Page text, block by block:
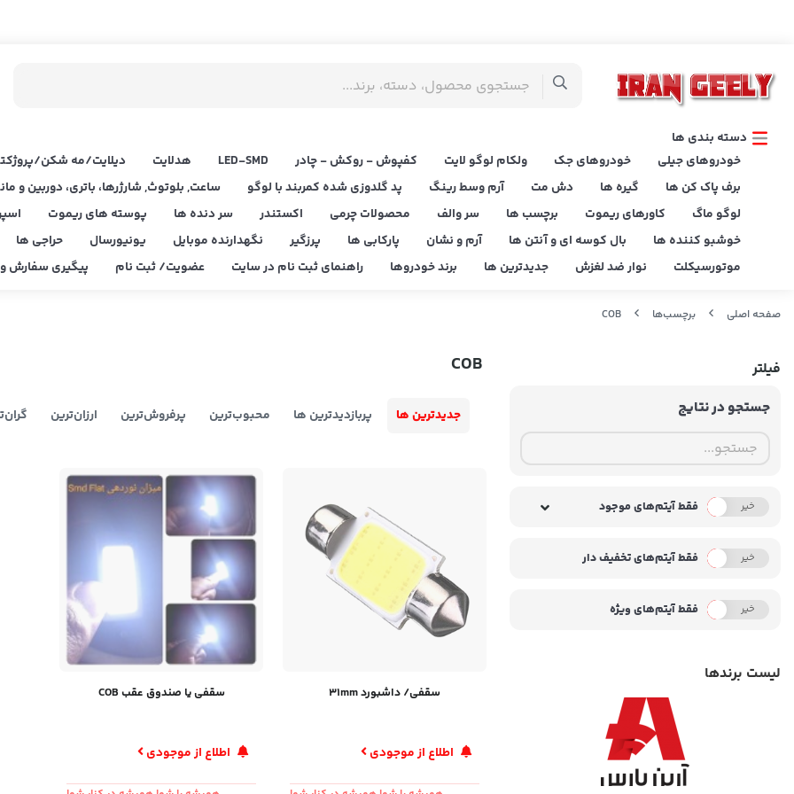
دسته بندی ها
خودروهای جیلی
خودروهای جک ولکام لوگو لایت کفپوش - روکش - چادر LED‌-SMD هدلایت دیلایت/مه شکن/
برف پاک کن ها
گیره ها دش مت آرم وسط رینگ پد گلدوزی شده کمربند با لوگو ساعت, بلوتوث, شارژرها، باتری، دوربین و
لوگو ماگ
کاورهای ریموت برچسب ها سر والف محصولات چرمی اکستندر سر دنده ها پوسته های ریموت
خوشبو کننده ها
بال کوسه ای و آنتن ها آرم و نشان پارکابی ها پرزگیر نگهدارنده موبایل یونیورسال حراجی ها
موتورسیکلت
نوار ضد لغزش جدیدترین ها برند خودروها راهنمای ثبت نام در سایت عضویت/ ثبت نام پیگیری سفارش و
صفحه اصلی برچسب‌ها COB
فیلتر
جستجو در نتایج
بله خیر فقط آیتم‌های موجود
بله خیر فقط آیتم‌های تخفیف دار
بله خیر فقط آیتم‌های ویژه
لیست برندها
COB
جدیدترین ها پربازدیدترین ها محبوب‌‌ترین پرفروش‌ترین ارزان‌ترین
سقفی/ داشبورد 31mm
اطلاع از موجودی
سقفی یا صندوق عقب COB
اطلاع از موجودی